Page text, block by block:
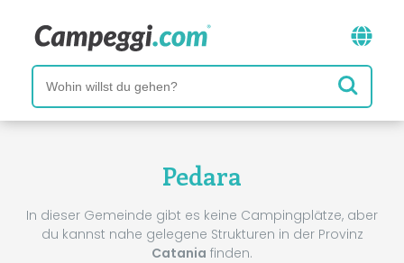
Pedara
In dieser Gemeinde gibt es keine Campingplätze, aber
du kannst nahe gelegene Strukturen in der Provinz
Catania finden.